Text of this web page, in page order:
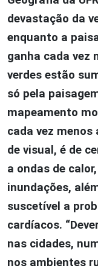
devastação da
enquanto a
ganha cada vez
verdes estão
só pela
mapeamento
cada vez menos
de visual, é de
a ondas de
inundações,
suscetível a
cardíacos.
nas cidades,
nos ambientes